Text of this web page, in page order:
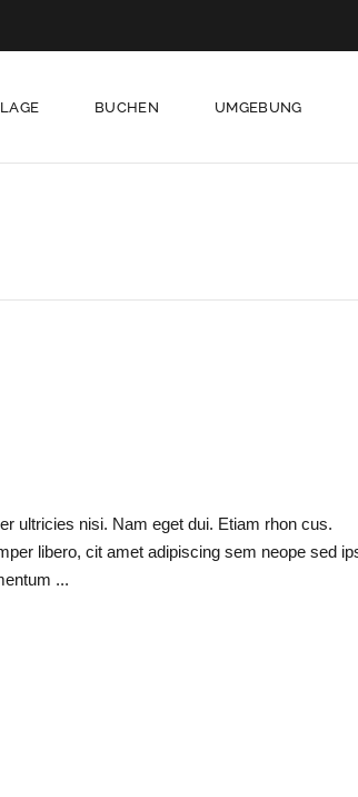
LAGE BUCHEN UMGEBUNG
ultricies nisi. Nam eget dui. Etiam rhon cus.
libero, cit amet adipiscing sem neope sed